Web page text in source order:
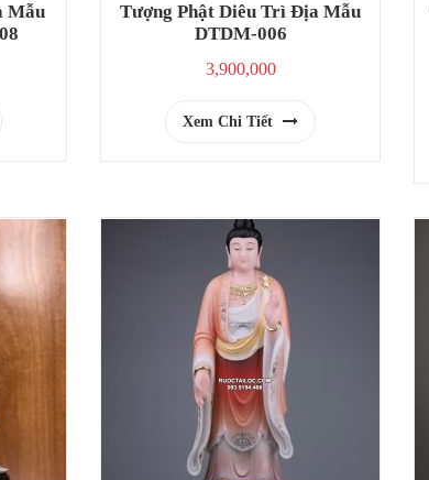
Mẫu
Tượng Phật Diêu Trì Địa Mẫu
DTDM-006
3,900,000
Xem Chi Tiết